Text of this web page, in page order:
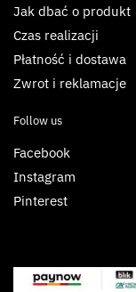
Jak dbać o produkt
Czas realizacji
Płatność i dostawa
Zwrot i reklamacje
Follow us
Facebook
Instagram
Pinterest